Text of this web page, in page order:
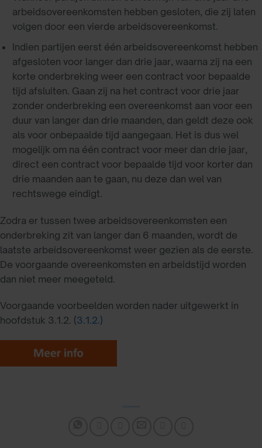
arbeidsovereenkomsten hebben gesloten, die zij laten
volgen door een vierde arbeidsovereenkomst.
Indien partijen eerst één arbeidsovereenkomst hebben
afgesloten voor langer dan drie jaar, waarna zij na een
korte onderbreking weer een contract voor bepaalde
tijd afsluiten. Gaan zij na het contract voor drie jaar
zonder onderbreking een overeenkomst aan voor een
duur van langer dan drie maanden, dan geldt deze ook
als voor onbepaalde tijd aangegaan. Het is dus wel
mogelijk om na één contract voor meer dan drie jaar,
direct een contract voor bepaalde tijd voor korter dan
drie maanden aan te gaan, nu deze dan wel van
rechtswege eindigt.
Zodra er tussen twee arbeidsovereenkomsten een
onderbreking zit van langer dan 6 maanden, wordt de
laatste arbeidsovereenkomst weer gezien als de eerste.
De voorgaande overeenkomsten en arbeidstijd worden
dan niet meer meegeteld.
Voorgaande voorbeelden worden nader uitgewerkt in
hoofdstuk 3.1.2. (3.1.2.)